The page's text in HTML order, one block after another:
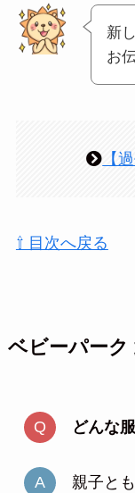
新
お
【
⇧ 目次へ戻る
ベビーパーク
どんな
親子と